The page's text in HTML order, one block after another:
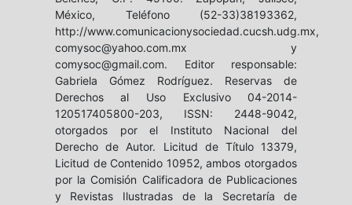
México, Teléfono (52-33)38193362,
http://www.comunicacionysociedad.cucsh.udg.mx,
comysoc@yahoo.com.mx y
comysoc@gmail.com. Editor responsable:
Gabriela Gómez Rodríguez. Reservas de
Derechos al Uso Exclusivo 04-2014-
120517405800-203, ISSN: 2448-9042,
otorgados por el Instituto Nacional del
Derecho de Autor. Licitud de Título 13379,
Licitud de Contenido 10952, ambos otorgados
por la Comisión Calificadora de Publicaciones
y Revistas Ilustradas de la Secretaría de